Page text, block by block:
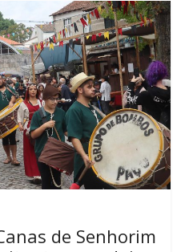
de Senhorim